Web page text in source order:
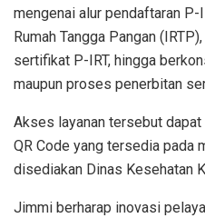
mengenai alur pendaftaran
Rumah Tangga Pangan
sertifikat P-IRT, hingga
maupun proses penerbitan
Akses layanan tersebut
QR Code yang tersedia pada
disediakan Dinas Kesehatan
Jimmi berharap inovasi